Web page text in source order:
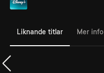
Liknande titlar Mer info